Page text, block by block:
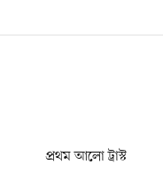
প্রথম আলো ট্রাস্ট